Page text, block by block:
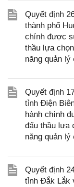
Quyết định
thành phố
chính được
thầu lựa
năng quản
Quyết định
tỉnh Điện
hành chính
đấu thầu lựa
năng quản
Quyết định
tỉnh Đắk Lắk